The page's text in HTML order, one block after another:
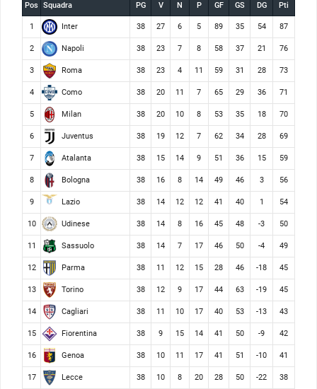
Pos Squadra PG V N P GF GS DG Pti
1 Inter 38 27 6 5 89 35 54 87
2 Napoli 38 23 7 8 58 37 21 76
3 Roma 38 23 4 11 59 31 28 73
4 Como 38 20 11 7 65 29 36 71
5 Milan 38 20 10 8 53 35 18 70
6 Juventus 38 19 12 7 62 34 28 69
7 Atalanta 38 15 14 9 51 36 15 59
8 Bologna 38 16 8 14 49 46 3 56
9 Lazio 38 14 12 12 41 40 1 54
10 Udinese 38 14 8 16 45 48 -3 50
11 Sassuolo 38 14 7 17 46 50 -4 49
12 Parma 38 11 12 15 28 46 -18 45
13 Torino 38 12 9 17 44 63 -19 45
14 Cagliari 38 11 10 17 40 53 -13 43
15 Fiorentina 38 9 15 14 41 50 -9 42
16 Genoa 38 10 11 17 41 51 -10 41
17 Lecce 38 10 8 20 28 50 -22 38